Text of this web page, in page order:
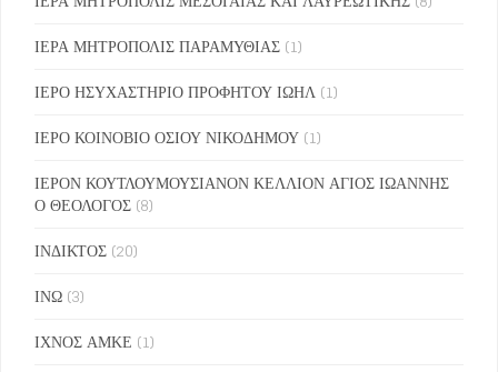
ΙΕΡΑ ΜΗΤΡΟΠΟΛΙΣ ΠΑΡΑΜΥΘΙΑΣ (1)
ΙΕΡΟ ΗΣΥΧΑΣΤΗΡΙΟ ΠΡΟΦΗΤΟΥ ΙΩΗΛ (1)
ΙΕΡΟ ΚΟΙΝΟΒΙΟ ΟΣΙΟΥ ΝΙΚΟΔΗΜΟΥ (1)
ΙΕΡΟΝ ΚΟΥΤΛΟΥΜΟΥΣΙΑΝΟΝ ΚΕΛΛΙΟΝ ΑΓΙΟΣ ΙΩΑΝΝΗΣ
Ο ΘΕΟΛΟΓΟΣ (8)
ΙΝΔΙΚΤΟΣ (20)
ΙΝΩ (3)
ΙΧΝΟΣ ΑΜΚΕ (1)